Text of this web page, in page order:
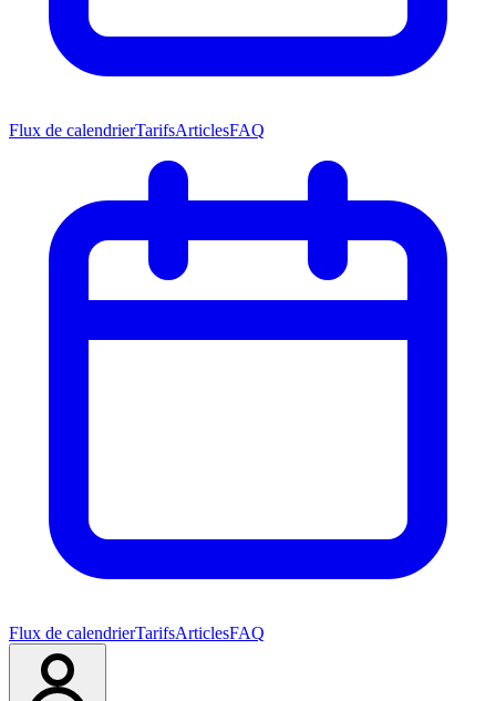
Flux de calendrierTarifsArticlesFAQ
Flux de calendrierTarifsArticlesFAQ